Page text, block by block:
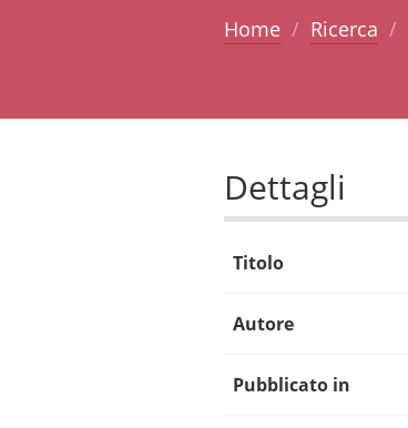
Home Ricerca
Dettagli
Titolo
Autore
Pubblicato in